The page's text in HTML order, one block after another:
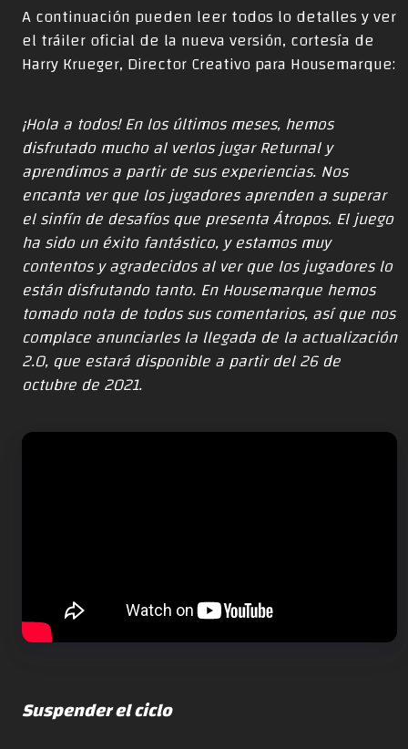
A continuación pueden leer todos lo detalles y ver
el tráiler oficial de la nueva versión, cortesía de
Harry Krueger, Director Creativo para Housemarque:
¡Hola a todos! En los últimos meses, hemos
disfrutado mucho al verlos jugar Returnal y
aprendimos a partir de sus experiencias. Nos
encanta ver que los jugadores aprenden a superar
el sinfín de desafíos que presenta Átropos. El juego
ha sido un éxito fantástico, y estamos muy
contentos y agradecidos al ver que los jugadores lo
están disfrutando tanto. En Housemarque hemos
tomado nota de todos sus comentarios, así que nos
complace anunciarles la llegada de la actualización
2.0, que estará disponible a partir del 26 de
octubre de 2021.
Suspender el ciclo